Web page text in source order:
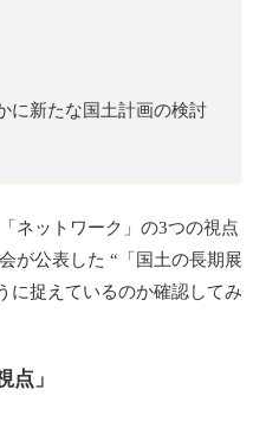
に新たな国土計画の検討
ネットワーク」の3つの視点
が公表した “「国土の長期展
に捉えているのか確認してみ
点」